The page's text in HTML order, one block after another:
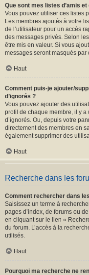
Que sont mes listes d’amis et
Vous pouvez utiliser ces listes
Les membres ajoutés à votre
de l’utilisateur pour un accès
des messages privés. Selon
être mis en valeur. Si vous
messages seront masqués par
Haut
Comment puis-je ajouter/
d’ignorés ?
Vous pouvez ajouter des
profil de chaque membre, il y a
d’ignorés. Ou, depuis votre
directement des membres en
également supprimer des
Haut
Recherche dans les
Comment rechercher dans
Saisissez un terme à
pages d’index, de forums ou
en cliquant sur le lien «
du forum. L’accès à la
utilisés.
Haut
Pourquoi ma recherche ne